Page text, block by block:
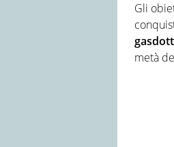
Gli
metà